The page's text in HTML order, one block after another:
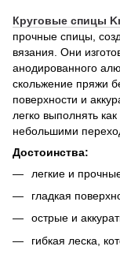
Круговые спицы
прочные спицы,
вязания. Они
анодированного
скольжение пряжи
поверхности и
легко выполнять
небольшими
Достоинства:
легкие и
гладкая
острые и
гибкая леска,